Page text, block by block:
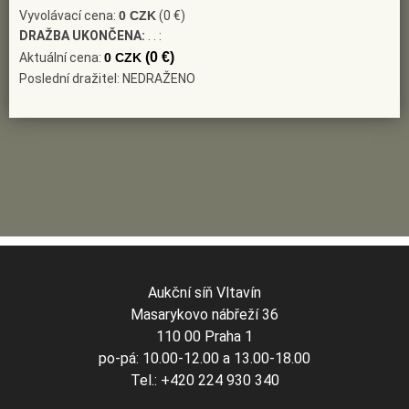
Vyvolávací cena: 0 CZK(0 €)
DRAŽBA UKONČENA: . . :
Aktuální cena: 0 CZK (0 €)
Poslední dražitel: NEDRAŽENO
Aukční síň Vltavín
Masarykovo nábřeží 36
110 00 Praha 1
po-pá: 10.00-12.00 a 13.00-18.00
Tel.: +420 224 930 340